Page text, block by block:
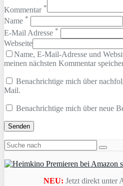
Kommentar *
Name *
E-Mail Adresse *
Webseite
Name, E-Mail-Adresse und
meinen nächsten Kommentar
Benachrichtige mich über
Mail.
Benachrichtige mich über neue
NEU: Jetzt direkt unter